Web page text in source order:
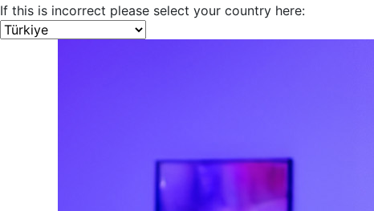
If this is incorrect please select your country here: